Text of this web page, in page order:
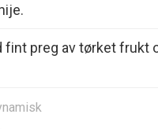
fint preg av tørket frukt